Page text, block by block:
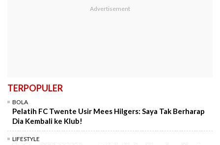
TERPOPULER
BOLA
Pelatih FC Twente Usir Mees Hilgers: Saya Tak Berharap
Dia Kembali ke Klub!
LIFESTYLE